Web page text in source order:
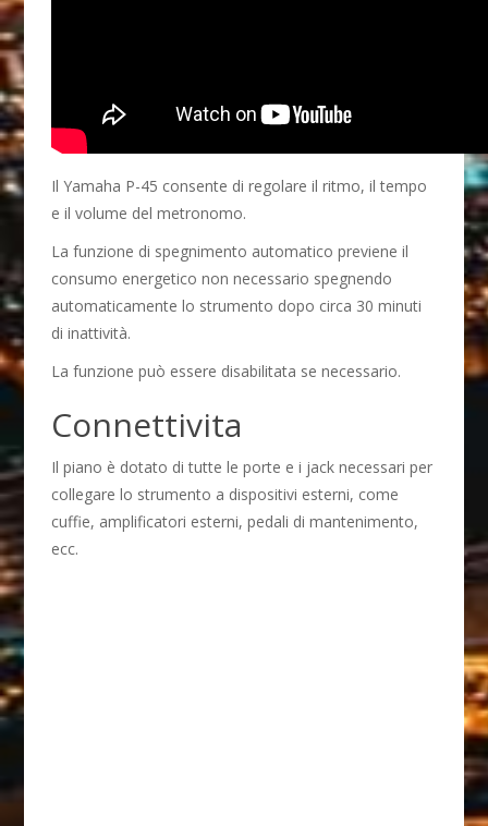
Il Yamaha P-45 consente di regolare il ritmo, il tempo
e il volume del metronomo.
La funzione di spegnimento automatico previene il
consumo energetico non necessario spegnendo
automaticamente lo strumento dopo circa 30 minuti
di inattività.
La funzione può essere disabilitata se necessario.
Connettivita
Il piano è dotato di tutte le porte e i jack necessari per
collegare lo strumento a dispositivi esterni, come
cuffie, amplificatori esterni, pedali di mantenimento,
ecc.